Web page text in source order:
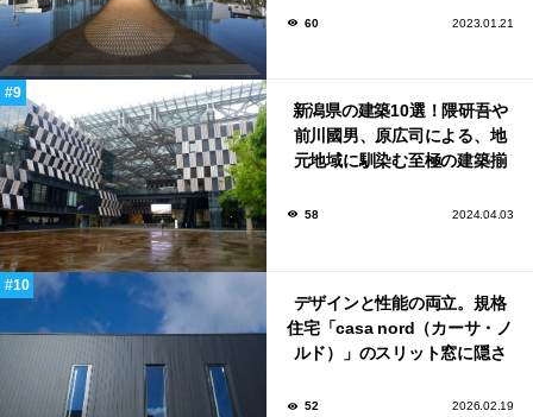
60 2023.01.21
新潟県の建築10選！隈研吾や
前川國男、原広司による、地
元地域に馴染む至極の建築揃
58 2024.04.03
デザインと性能の両立。規格
住宅「casa nord（カーサ・ノ
ルド）」のスリット窓に隠さ
52 2026.02.19